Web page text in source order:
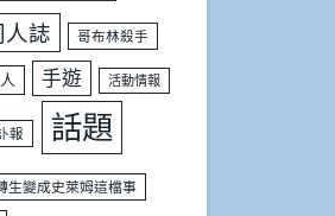
人誌 哥布林殺手
手遊 活動情報
報 話題
生變成史萊姆這檔事